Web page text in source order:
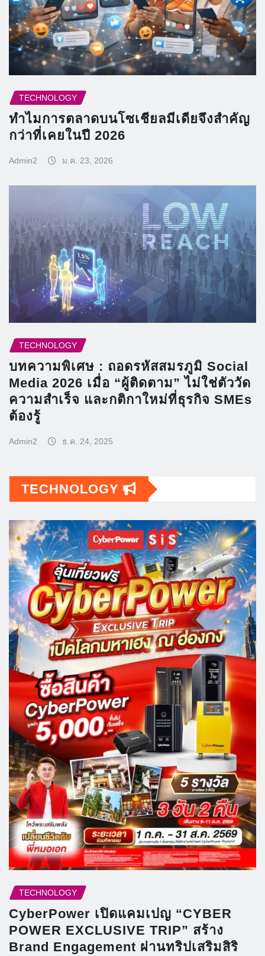
TECHNOLOGY
ทำไมการตลาดบนโซเชียลมีเดียจึงสำคัญ
กว่าที่เคยในปี 2026
Admin2 ม.ค. 23, 2026
TECHNOLOGY
บทความพิเศษ : ถอดรหัสสมรภูมิ Social
Media 2026 เมื่อ “ผู้ติดตาม” ไม่ใช่ตัววัด
ความสำเร็จ และกติกาใหม่ที่ธุรกิจ SMEs
ต้องรู้
Admin2 ธ.ค. 24, 2025
TECHNOLOGY
TECHNOLOGY
CyberPower เปิดแคมเปญ “CYBER
POWER EXCLUSIVE TRIP” สร้าง
Brand Engagement ผ่านทริปเสริมสิริ